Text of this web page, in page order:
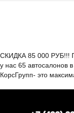
КорсГрупп- это